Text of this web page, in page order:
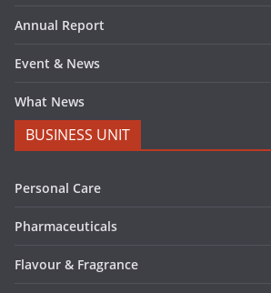
Annual Report
Event & News
What News
BUSINESS UNIT
Personal Care
Pharmaceuticals
Flavour & Fragrance